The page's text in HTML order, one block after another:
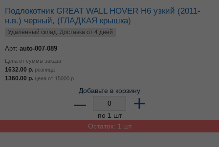
Подлокотник GREAT WALL HOVER H6 узкий (2011-
н.в.) черный, (ГЛАДКАЯ крышка)
Удалённый склад. Доставка от 4 дней
Арт: auto-007-089
Цена от суммы заказа
1632.00 р. розница
1360.00 р. цена от 15000 р.
Добавьте в корзину
– +
по 1 шт
Остаток: 1 шт